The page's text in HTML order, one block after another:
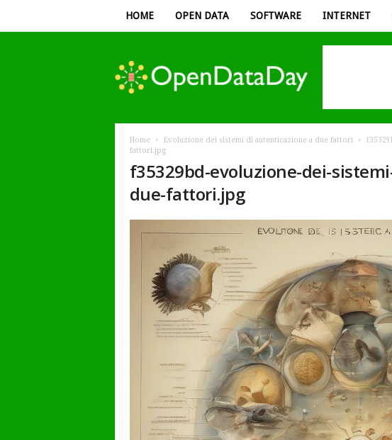
HOME OPEN DATA SOFTWARE INTERNET
Data
Day
Home Evoluzione dei sistemi di autenticazione a due fattori
fattori.jpg
f35329bd-evoluzione-dei-
due-fattori.jpg